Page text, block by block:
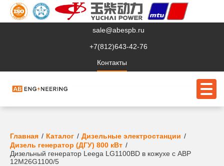
sale@abespb.ru
+7(812)643-42-76
Контакты
О компании
Клиентам
Главная Каталог
Дизельные электростанции
Дизель генератор (ДГУ) 800 кВт
Дизельный генератор Leega LG1100BD в кожухе с АВР
12M26G1100/5